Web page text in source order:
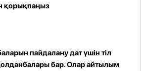
қорықпаңыз
пайдаланудат үшін тіл
бар. Олар айтылым